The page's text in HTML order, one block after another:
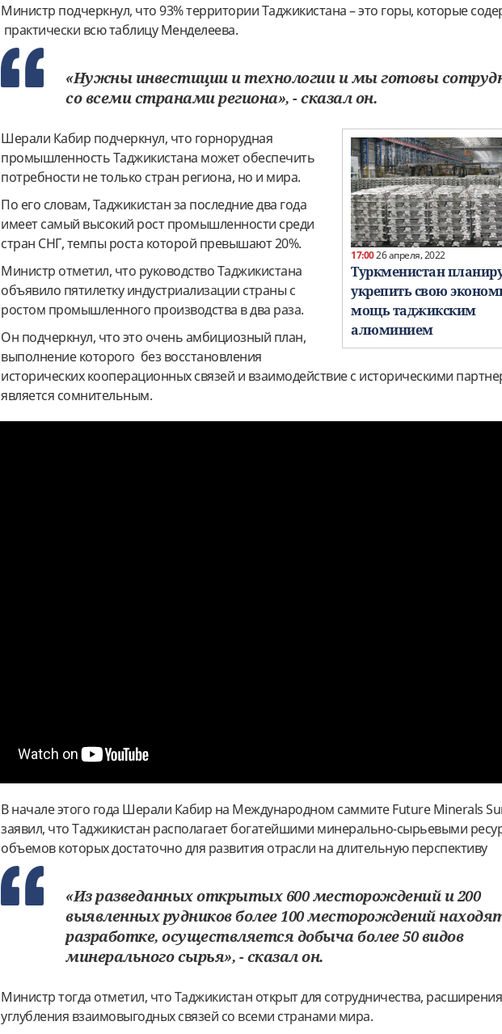
Министр подчеркнул, что 93% территории Таджикистана – это горы, которые
практически всю таблицу Менделеева.
«Нужны инвестиции и технологии и мы готовы
со всеми странами региона», - сказал он.
17:0026 апреля, 2022
Туркменистан
укрепить свою
мощь таджикским
алюминием
Шерали Кабир подчеркнул, что горнорудная
промышленность Таджикистана может обеспечить
потребности не только стран региона, но и мира.
По его словам, Таджикистан за последние два года
имеет самый высокий рост промышленности среди
стран СНГ, темпы роста которой превышают 20%.
Министр отметил, что руководство Таджикистана
объявило пятилетку индустриализации страны с
ростом промышленного производства в два раза.
Он подчеркнул, что это очень амбициозный план,
выполнение которого без восстановления
исторических кооперационных связей и взаимодействие с историческими
является сомнительным.
В начале этого года Шерали Кабир на Международном саммите Future Minerals
заявил, что Таджикистан располагает богатейшими минерально-сырьевыми
объемов которых достаточно для развития отрасли на длительную перспективу
«Из разведанных открытых 600 месторождений и 200
выявленных рудников более 100 месторождений
разработке, осуществляется добыча более 50 видов
минерального сырья», - сказал он.
Министр тогда отметил, что Таджикистан открыт для сотрудничества,
углубления взаимовыгодных связей со всеми странами мира.